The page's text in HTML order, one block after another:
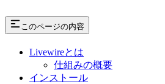
このページの内容
Livewireとは
仕組みの概要
インストール